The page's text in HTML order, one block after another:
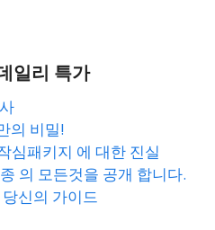
일리 특가
의 비밀!
심패키지 에 대한 진실
의 모든것을 공개 합니다.
신의 가이드